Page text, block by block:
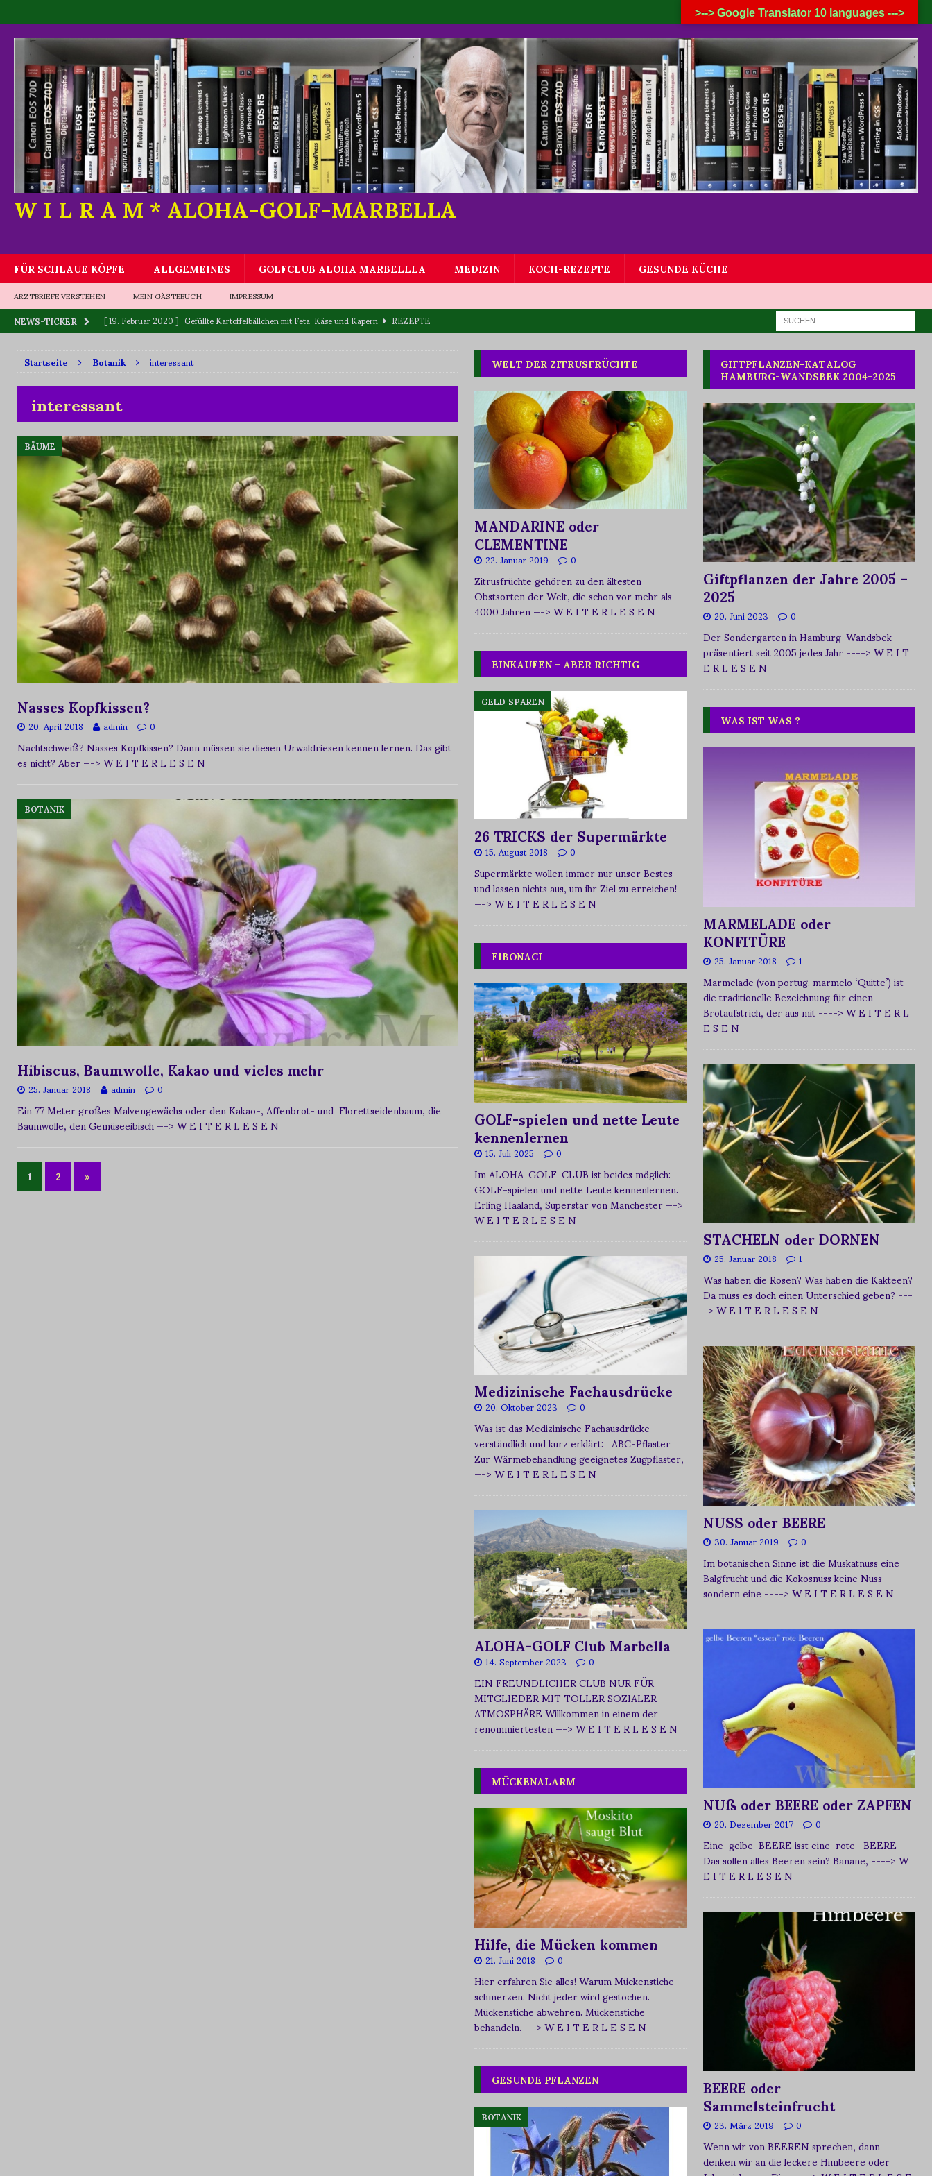
7. AUGUST 2026
W I L R A M * ALOHA-GOLF-MARBELLA
FÜR SCHLAUE KÖPFE ALLGEMEINES GOLFCLUB ALOHA MARBELLLA MEDIZIN KOCH-REZEPTE GESUNDE KÜCHE
ARZTBRIEFE VERSTEHEN MEIN GÄSTEBUCH IMPRESSUM
NEWS-TICKER [ 19. Februar 2020 ] Gefüllte Kartoffelbällchen mit Feta-Käse und Kapern REZEPTE
[ 11. September 2019 ]Vitamin „C“, wer ist Sieger: Zitrone oder Buschpflaume?
[ 2. Juni 2023 ]Killerpflanzen BOTANIK
Startseite Botanik interessant
interessant
BÄUME
Nasses Kopfkissen?
20. April 2018 admin 0
Nachtschweiß? Nasses Kopfkissen? Dann müssen sie diesen Urwaldriesen kennen lernen. Das gibt
es nicht? Aber—-> W E I T E R L E S E N
BOTANIK
Hibiscus, Baumwolle, Kakao und vieles mehr
25. Januar 2018 admin 0
Ein 77 Meter großes Malvengewächs oder den Kakao-, Affenbrot- und Florettseidenbaum, die
Baumwolle, den Gemüseeibisch—-> W E I T E R L E S E N
1
2 »
WELT DER ZITRUSFRÜCHTE
MANDARINE oder
CLEMENTINE
22. Januar 2019 0
Zitrusfrüchte gehören zu den ältesten
Obstsorten der Welt, die schon vor mehr als
4000 Jahren—-> W E I T E R L E S E N
EINKAUFEN – ABER RICHTIG
GELD SPAREN
26 TRICKS der Supermärkte
15. August 2018 0
Supermärkte wollen immer nur unser Bestes
und lassen nichts aus, um ihr Ziel zu erreichen!
—-> W E I T E R L E S E N
FIBONACI
GOLF-spielen und nette Leute
kennenlernen
15. Juli 2025 0
Im ALOHA-GOLF-CLUB ist beides möglich:
GOLF-spielen und nette Leute kennenlernen.
Erling Haaland, Superstar von Manchester—->
W E I T E R L E S E N
Medizinische Fachausdrücke
20. Oktober 2023 0
Was ist das Medizinische Fachausdrücke
verständlich und kurz erklärt: ABC-Pflaster
Zur Wärmebehandlung geeignetes Zugpflaster,
—-> W E I T E R L E S E N
ALOHA-GOLF Club Marbella
14. September 2023 0
EIN FREUNDLICHER CLUB NUR FÜR
MITGLIEDER MIT TOLLER SOZIALER
ATMOSPHÄRE Willkommen in einem der
renommiertesten—-> W E I T E R L E S E N
MÜCKENALARM
Hilfe, die Mücken kommen
21. Juni 2018 0
Hier erfahren Sie alles! Warum Mückenstiche
schmerzen. Nicht jeder wird gestochen.
Mückenstiche abwehren. Mückenstiche
behandeln.—-> W E I T E R L E S E N
GESUNDE PFLANZEN
BOTANIK
GIFTPFLANZEN-KATALOG
HAMBURG-WANDSBEK 2004-2025
Giftpflanzen der Jahre 2005 –
2025
20. Juni 2023 0
Der Sondergarten in Hamburg-Wandsbek
präsentiert seit 2005 jedes Jahr----> W E I T
E R L E S E N
WAS IST WAS ?
MARMELADE oder
KONFITÜRE
25. Januar 2018 1
Marmelade (von portug. marmelo ‘Quitte’) ist
die traditionelle Bezeichnung für einen
Brotaufstrich, der aus mit----> W E I T E R L
E S E N
STACHELN oder DORNEN
25. Januar 2018 1
Was haben die Rosen? Was haben die Kakteen?
Da muss es doch einen Unterschied geben?---
-> W E I T E R L E S E N
NUSS oder BEERE
30. Januar 2019 0
Im botanischen Sinne ist die Muskatnuss eine
Balgfrucht und die Kokosnuss keine Nuss
sondern eine----> W E I T E R L E S E N
NUß oder BEERE oder ZAPFEN
20. Dezember 2017 0
Eine gelbe BEERE isst eine rote BEERE
Das sollen alles Beeren sein? Banane,----> W
E I T E R L E S E N
BEERE oder
Sammelsteinfrucht
23. März 2019 0
Wenn wir von BEEREN sprechen, dann
denken wir an die leckere Himbeere oder
>--> Google Translator 10 languages --->